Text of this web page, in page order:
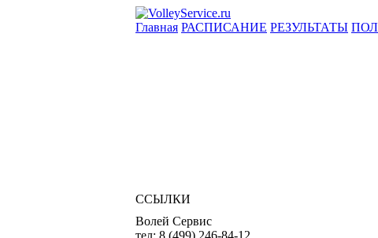
Главная РАСПИСАНИЕ РЕЗУЛЬТАТЫ
ССЫЛКИ
Волей Сервис
тел: 8 (499) 246-84-12